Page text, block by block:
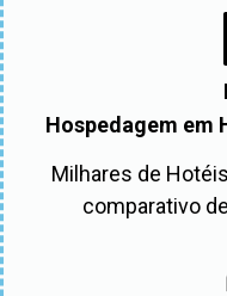
Hospedagem em
Milhares de
comparativo